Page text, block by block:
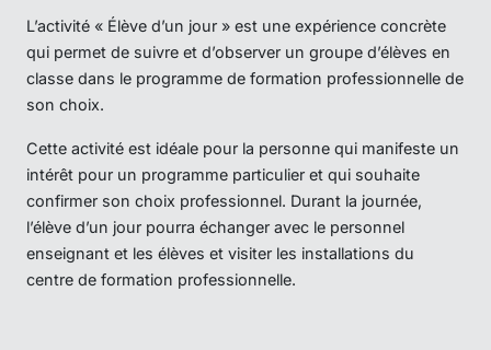
L’activité « Élève d’un jour » est une expérience concrète
qui permet de suivre et d’observer un groupe d’élèves en
classe dans le programme de formation professionnelle de
son choix.
Cette activité est idéale pour la personne qui manifeste un
intérêt pour un programme particulier et qui souhaite
confirmer son choix professionnel. Durant la journée,
l’élève d’un jour pourra échanger avec le personnel
enseignant et les élèves et visiter les installations du
centre de formation professionnelle.